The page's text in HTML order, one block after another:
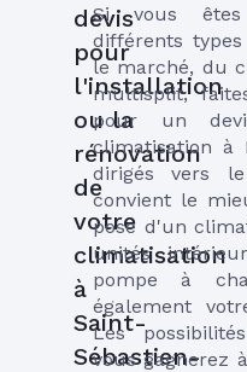
Si vous
différents
le marché, du
multisplit,
pour un
climatisation à
dirigés vers
convient le
pose d'un
unités
pompe à
également
Les
vous gagnerez
devis
pour
l'installation
ou la
rénovation
de
votre
climatisation
à
Saint-
Sébastien-